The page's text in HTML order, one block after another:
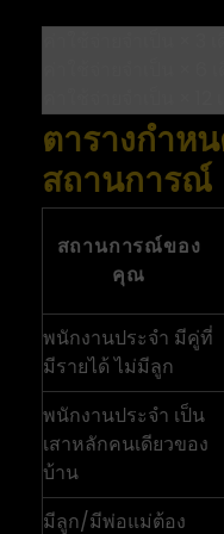
ตารางกำห
สถานการณ์
สถานการณ์ของ
คุณ
พนักงานประจำ มีคู่ที่
มีรายได้ ไม่มีลูก
พนักงานประจำ เป็น
เสาหลักคนเดียวของ
บ้าน
มีลูก/มีพ่อแม่ต้อง